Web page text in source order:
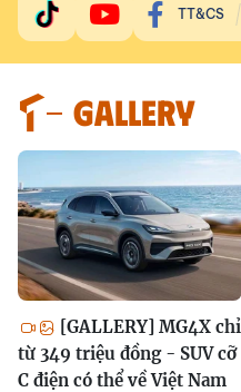
TT&CS
GALLERY
[GALLERY] MG4X chỉ
từ 349 triệu đồng - SUV cỡ
C điện có thể về Việt Nam